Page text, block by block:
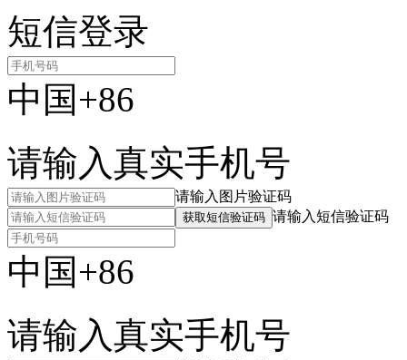
短信登录
中国+86
请输入真实手机号
请输入图片验证码
获取短信验证码 请输入短信验证码
中国+86
请输入真实手机号